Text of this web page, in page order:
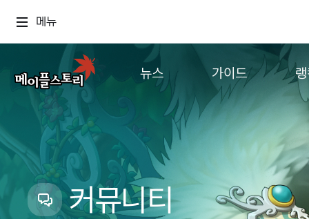
메뉴
뉴스
업데이트
이벤트
캐시샵 공지
메이플 알림판
with maple
가이드
추가정보
컨텐
커뮤니티